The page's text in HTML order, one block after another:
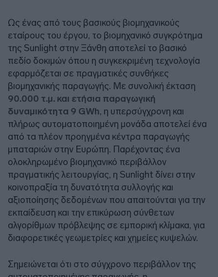
Ως ένας από τους βασικούς βιομηχανικούς
εταίρους του έργου, το βιομηχανικό συγκρότημα
της Sunlight στην Ξάνθη αποτελεί το βασικό
πεδίο δοκιμών όπου η συγκεκριμένη τεχνολογία
εφαρμόζεται σε πραγματικές συνθήκες
βιομηχανικής παραγωγής. Με συνολική έκταση
90.000 τ.μ. και ετήσια παραγωγική
δυναμικότητα 9 GWh, η υπερσύγχρονη και
πλήρως αυτοματοποιημένη μονάδα αποτελεί ένα
από τα πλέον προηγμένα κέντρα παραγωγής
μπαταριών στην Ευρώπη. Παρέχοντας ένα
ολοκληρωμένο βιομηχανικό περιβάλλον
πραγματικής λειτουργίας, η Sunlight δίνει στην
κοινοπραξία τη δυνατότητα συλλογής και
αξιοποίησης δεδομένων που απαιτούνται για την
εκπαίδευση και την επικύρωση σύνθετων
αλγορίθμων πρόβλεψης σε εμπορική κλίμακα, για
διαφορετικές γεωμετρίες και χημείες κυψελών.
Σημειώνεται ότι στο σύγχρονο περιβάλλον της